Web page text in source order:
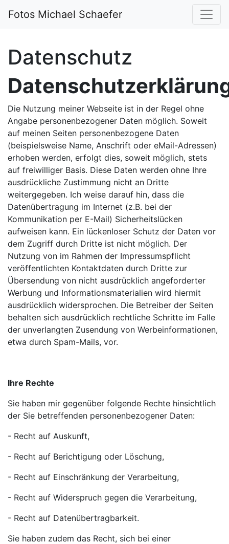
Fotos Michael Schaefer
Datenschutz
Die Nutzung meiner Webseite ist in der Regel ohne
Angabe personenbezogener Daten möglich. Soweit
auf meinen Seiten personenbezogene Daten
(beispielsweise Name, Anschrift oder eMail-Adressen)
erhoben werden, erfolgt dies, soweit möglich, stets
auf freiwilliger Basis. Diese Daten werden ohne Ihre
ausdrückliche Zustimmung nicht an Dritte
weitergegeben. Ich weise darauf hin, dass die
Datenübertragung im Internet (z.B. bei der
Kommunikation per E-Mail) Sicherheitslücken
aufweisen kann. Ein lückenloser Schutz der Daten vor
dem Zugriff durch Dritte ist nicht möglich. Der
Nutzung von im Rahmen der Impressumspflicht
veröffentlichten Kontaktdaten durch Dritte zur
Übersendung von nicht ausdrücklich angeforderter
Werbung und Informationsmaterialien wird hiermit
ausdrücklich widersprochen. Die Betreiber der Seiten
behalten sich ausdrücklich rechtliche Schritte im Falle
der unverlangten Zusendung von Werbeinformationen,
etwa durch Spam-Mails, vor.
Ihre Rechte
Sie haben mir gegenüber folgende Rechte hinsichtlich
der Sie betreffenden personenbezogener Daten:
- Recht auf Auskunft,
- Recht auf Berichtigung oder Löschung,
- Recht auf Einschränkung der Verarbeitung,
- Recht auf Widerspruch gegen die Verarbeitung,
- Recht auf Datenübertragbarkeit.
Sie haben zudem das Recht, sich bei einer